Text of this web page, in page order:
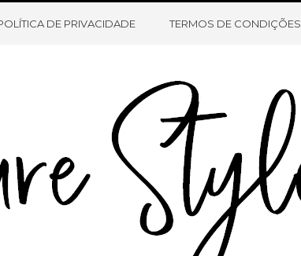
HOME SOBRE O BLOG CONTATO
DE PRIVACIDADE TERMOS DE CONDIÇÕES